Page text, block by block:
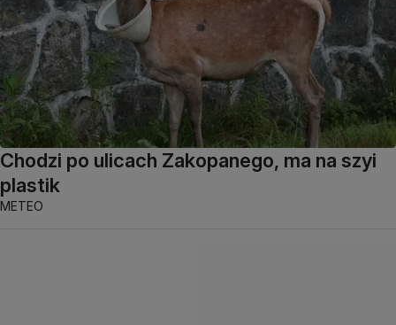
Chodzi po ulicach Zakopanego, ma na szyi
plastik
METEO